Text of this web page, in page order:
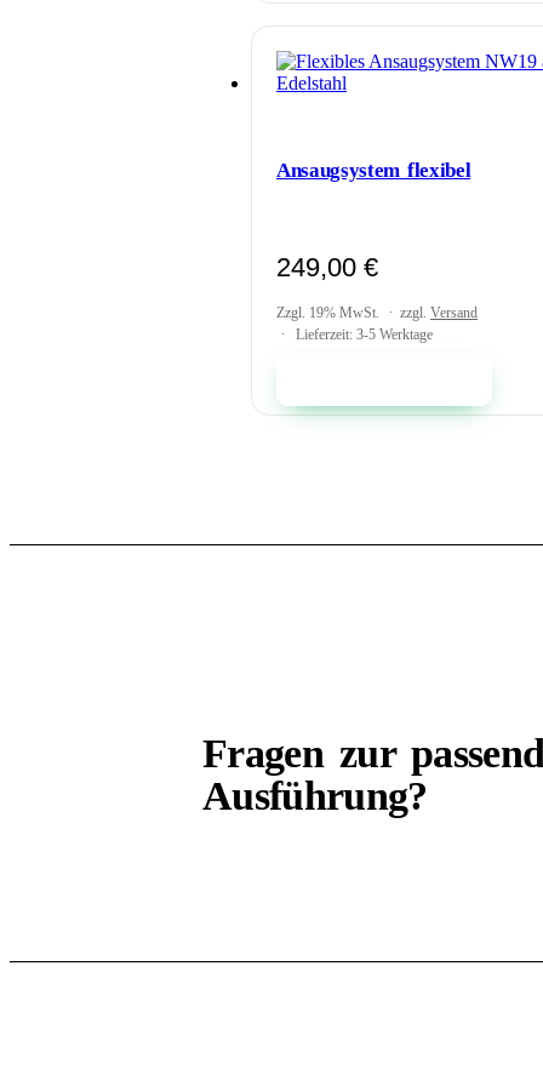
Ansaugsystem flexibel
249,00 €
Zzgl. 19% MwSt. zzgl. Versand
Lieferzeit: 3-5 Werktage
Fragen zur
Ausführung?